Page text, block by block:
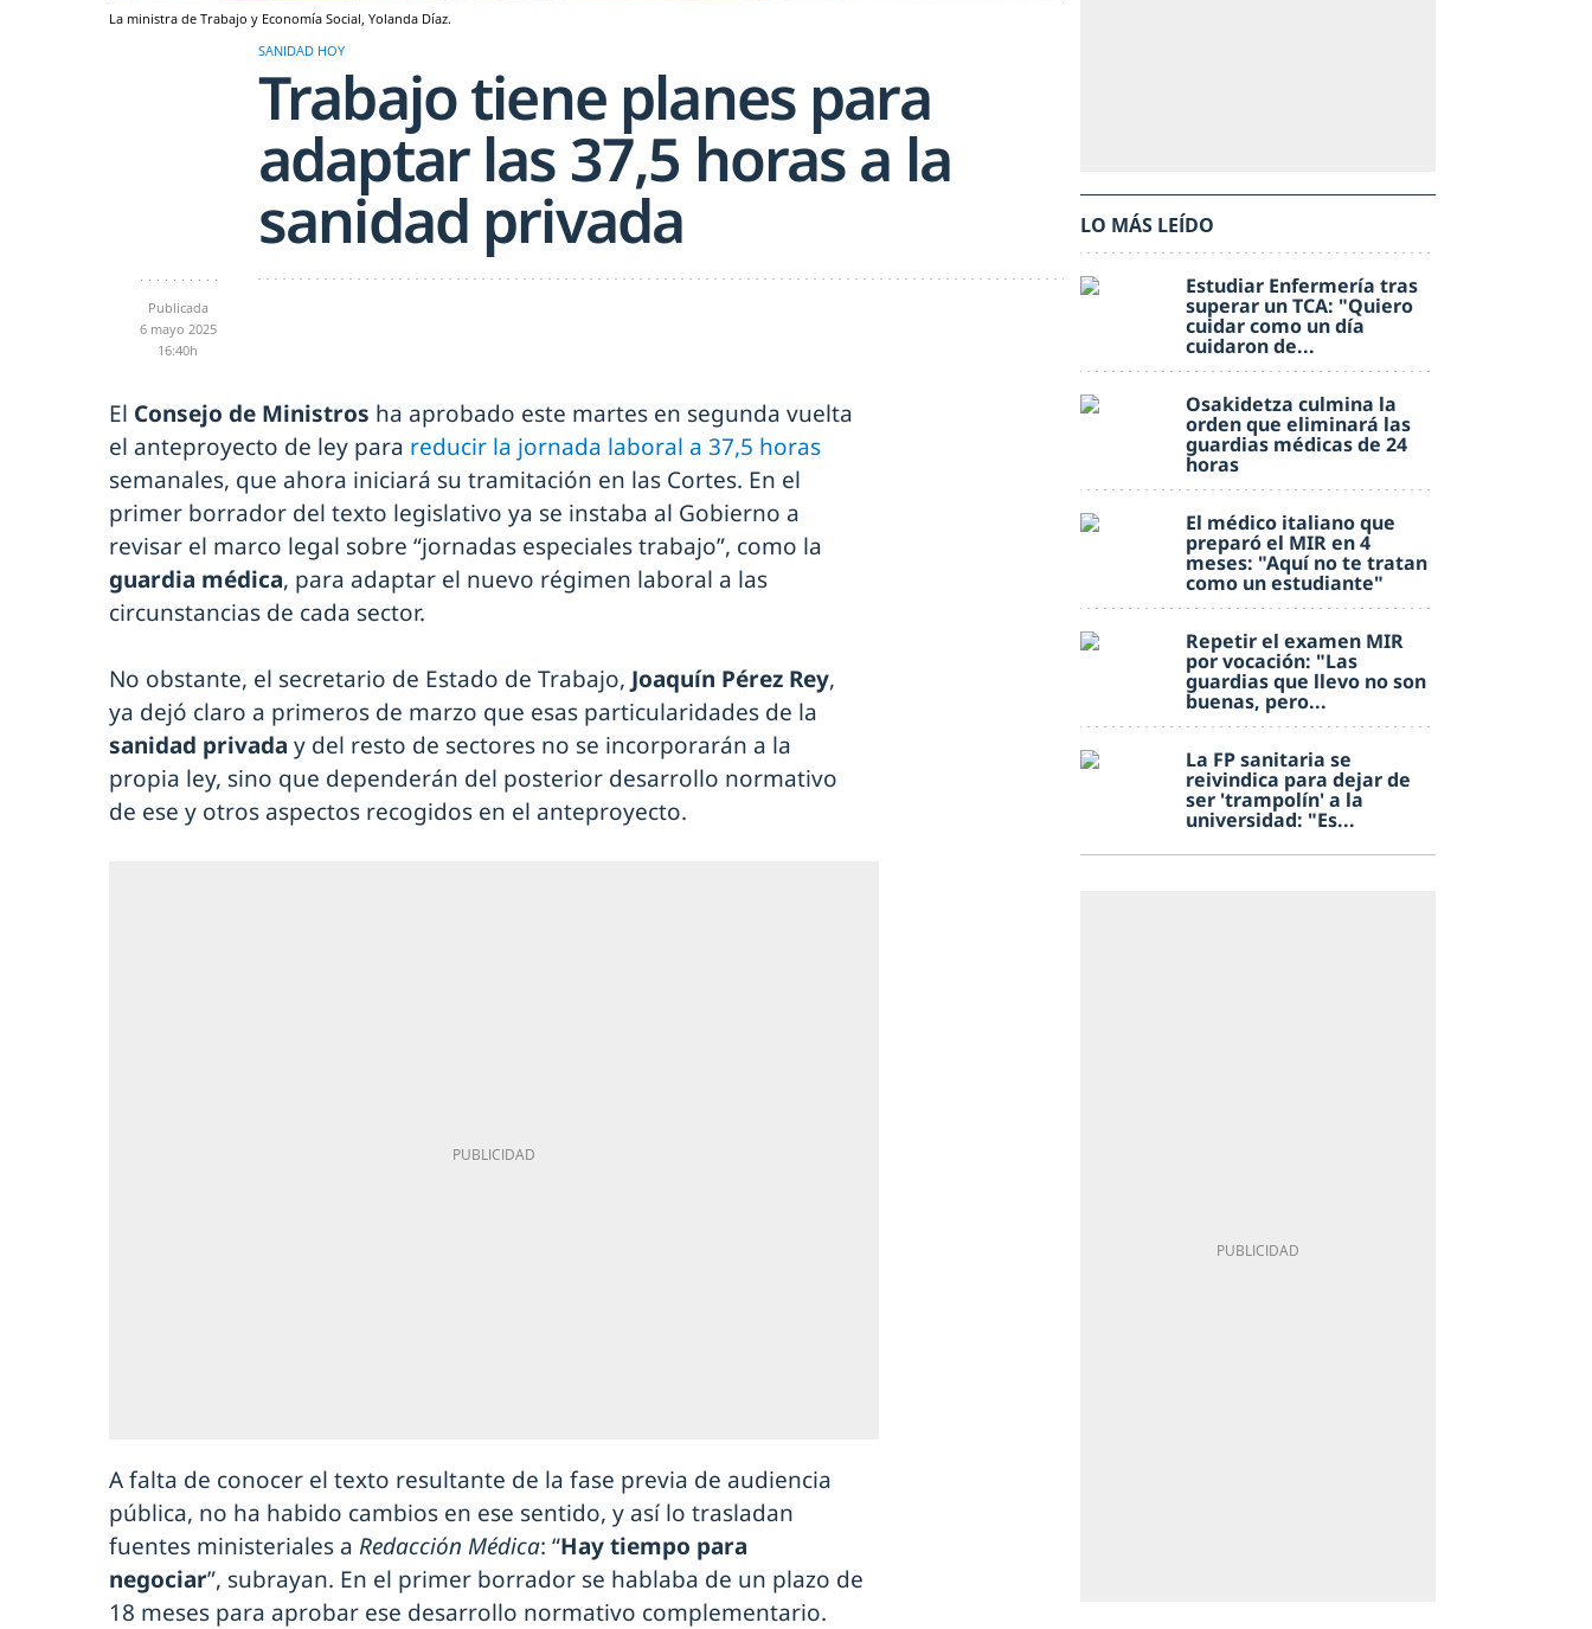
La ministra de Trabajo y Economía Social, Yolanda Díaz.
SANIDAD HOY
Trabajo tiene planes para
adaptar las 37,5 horas a la
sanidad privada
Publicada
6 mayo 2025
16:40h
El Consejo de Ministros ha aprobado este martes en segunda vuelta
el anteproyecto de ley para reducir la jornada laboral a 37,5 horas
semanales, que ahora iniciará su tramitación en las Cortes. En el
primer borrador del texto legislativo ya se instaba al Gobierno a
revisar el marco legal sobre “jornadas especiales trabajo”, como la
guardia médica, para adaptar el nuevo régimen laboral a las
circunstancias de cada sector.
No obstante, el secretario de Estado de Trabajo, Joaquín Pérez Rey,
ya dejó claro a primeros de marzo que esas particularidades de la
sanidad privada y del resto de sectores no se incorporarán a la
propia ley, sino que dependerán del posterior desarrollo normativo
de ese y otros aspectos recogidos en el anteproyecto.
A falta de conocer el texto resultante de la fase previa de audiencia
pública, no ha habido cambios en ese sentido, y así lo trasladan
fuentes ministeriales a Redacción Médica: “Hay tiempo para
negociar”, subrayan. En el primer borrador se hablaba de un plazo de
18 meses para aprobar ese desarrollo normativo complementario.
LO MÁS LEÍDO
Estudiar Enfermería tras
superar un TCA: "Quiero
cuidar como un día
cuidaron de...
Osakidetza culmina la
orden que eliminará las
guardias médicas de 24
horas
El médico italiano que
preparó el MIR en 4
meses: "Aquí no te tratan
como un estudiante"
Repetir el examen MIR
por vocación: "Las
guardias que llevo no son
buenas, pero...
La FP sanitaria se
reivindica para dejar de
ser 'trampolín' a la
universidad: "Es...